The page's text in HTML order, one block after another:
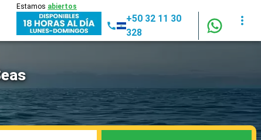
Estamos abiertos
+50 32 11 30
328